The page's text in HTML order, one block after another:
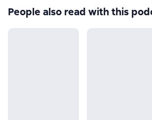
People also read with this